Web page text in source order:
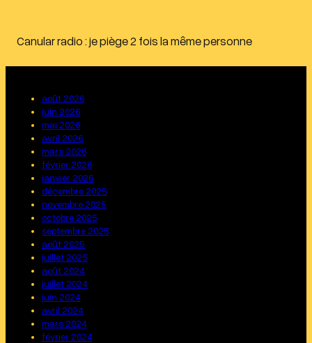
Canular radio : je piège 2 fois la même personne
août 2026
juin 2026
mai 2026
avril 2026
mars 2026
février 2026
janvier 2026
décembre 2025
novembre 2025
octobre 2025
septembre 2025
août 2025
juillet 2025
août 2024
juillet 2024
juin 2024
avril 2024
mars 2024
février 2024